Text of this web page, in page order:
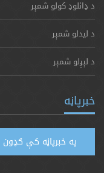
د ډانلوډ کولو شمېر
د لیدلو شمېر
د لېږلو شمېر
خبرپاڼه
په خبرپاڼه کې ګډون